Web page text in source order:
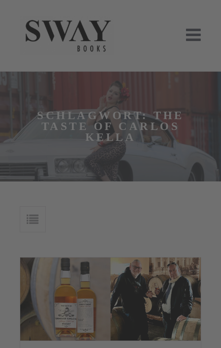
SCHLAGWORT:THE
TASTE OF CARLOS
KELLA